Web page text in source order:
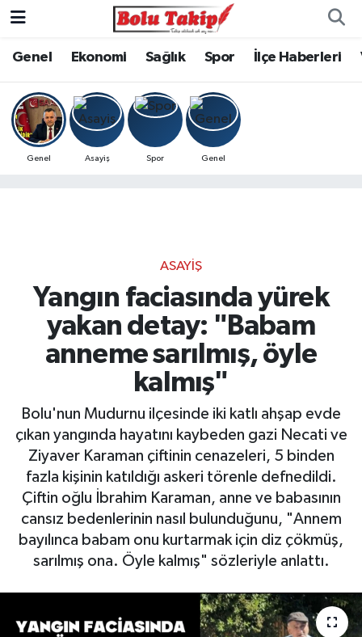
Genel Ekonomi Sağlık Spor İlçe Haberleri
Genel Asayiş Spor Genel
ASAYIŞ
Yangın faciasında yürek
yakan detay: "Babam
anneme sarılmış, öyle
kalmış"
Bolu'nun Mudurnu ilçesinde iki katlı ahşap evde
çıkan yangında hayatını kaybeden gazi Necati ve
Ziyaver Karaman çiftinin cenazeleri, 5 binden
fazla kişinin katıldığı askeri törenle defnedildi.
Çiftin oğlu İbrahim Karaman, anne ve babasının
cansız bedenlerinin nasıl bulunduğunu, "Annem
bayılınca babam onu kurtarmak için diz çökmüş,
sarılmış ona. Öyle kalmış" sözleriyle anlattı.